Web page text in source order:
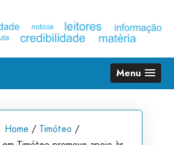
Menu
Home / Timóteo /